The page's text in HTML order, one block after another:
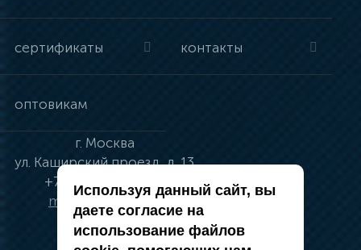
сертификаты контакты
оптовикам
г. Москва
ул. Каширский проезд, д. 13
+7 (495) 134-41-83
moskva@vincci.ru
Используя данный сайт, вы
даете согласие на
использование файлов